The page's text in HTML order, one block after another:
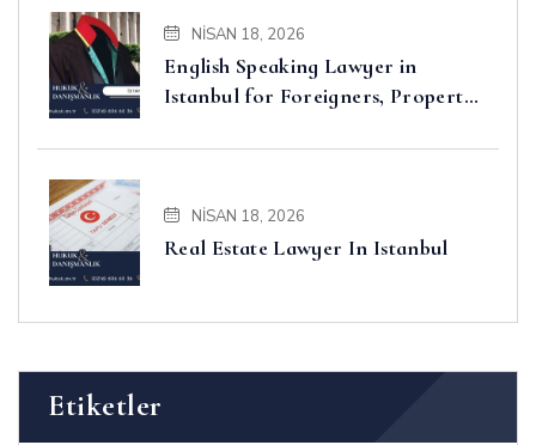
NISAN 18, 2026
English Speaking Lawyer in
Istanbul for Foreigners, Property,
NISAN 18, 2026
Real Estate Lawyer In Istanbul
Etiketler